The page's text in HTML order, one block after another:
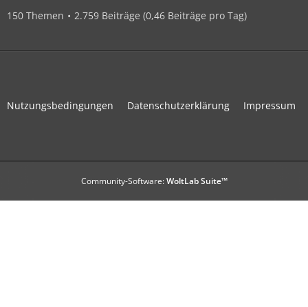
150 Themen 2.759 Beiträge (0,46 Beiträge pro Tag)
Nutzungsbedingungen Datenschutzerklärung Impressum
Community-Software:WoltLab Suite™